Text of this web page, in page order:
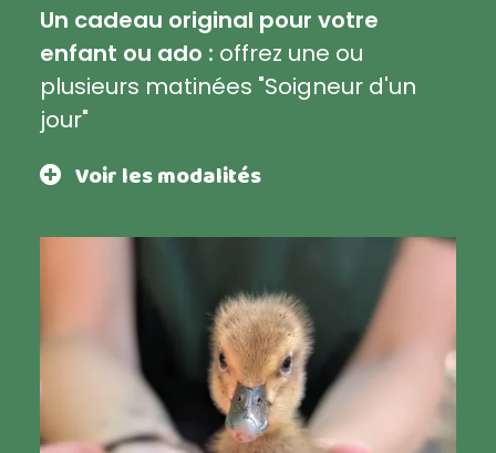
Un cadeau original pour votre
enfant ou ado : offrez une ou
plusieurs matinées "Soigneur d'un
jour"
Voir les modalités